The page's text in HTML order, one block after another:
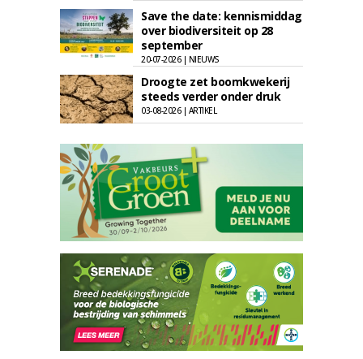
Save the date: kennismiddag
over biodiversiteit op 28
september
20-07-2026 | NIEUWS
Droogte zet boomkwekerij
steeds verder onder druk
03-08-2026 | ARTIKEL